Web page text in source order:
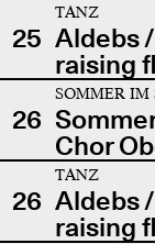
25
TANZ
Aldebs
raising
26
SOMMER IM
Chor
26
TANZ
Aldebs
raising